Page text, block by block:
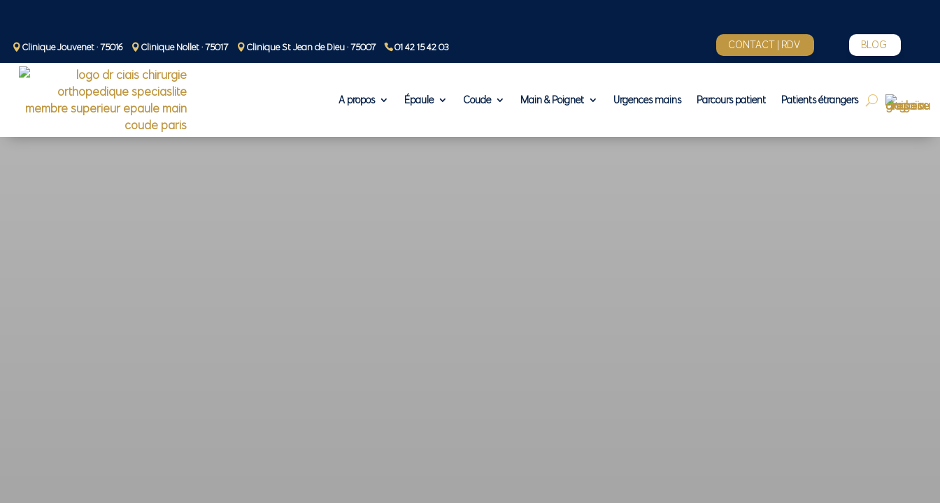
Clinique Jouvenet · 75016 Clinique Nollet · 75017 Clinique St Jean de Dieu · 75007 01 42 15 42 03 CONTACT | RDV BLOG
A propos Épaule Coude Main & Poignet Urgences mains Parcours patient Patients étrangers